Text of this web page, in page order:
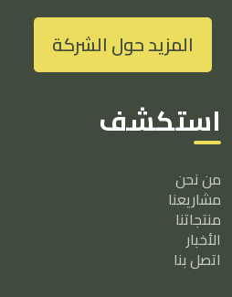
المزيد حول الشركة
استكشف
من نحن
مشاريعنا
منتجاتنا
الأخبار
اتصل بنا